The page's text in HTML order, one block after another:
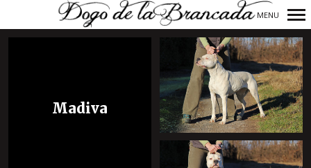
Navigazione
principale
MENU
Madiva
+